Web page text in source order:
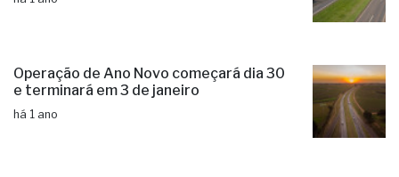
Operação de Ano Novo começará dia 30
e terminará em 3 de janeiro
há 1 ano